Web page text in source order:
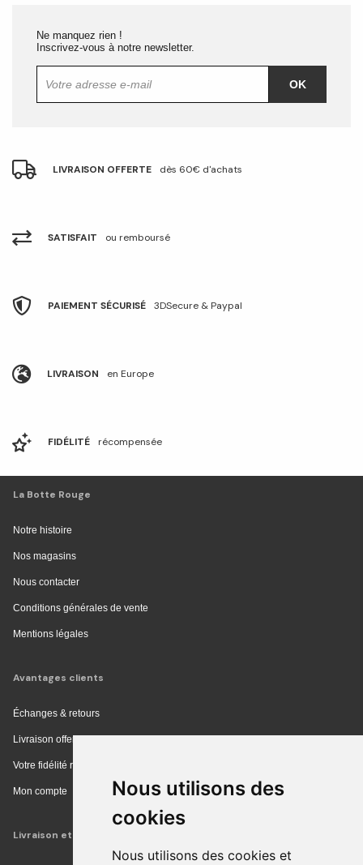
Nous utilisons des
cookies
Nous utilisons des cookies et
Ne manquez rien !
Inscrivez-vous à notre newsletter.
OK
LIVRAISON OFFERTE dès 60€ d'achats
SATISFAIT ou remboursé
PAIEMENT SÉCURISÉ 3DSecure & Paypal
LIVRAISON en Europe
FIDÉLITÉ récompensée
La Botte Rouge
Notre histoire
Nos magasins
Nous contacter
Conditions générales de vente
Mentions légales
Avantages clients
Échanges & retours
Livraison offerte en magasin
Votre fidélité récompensée
Mon compte
Livraison et achat